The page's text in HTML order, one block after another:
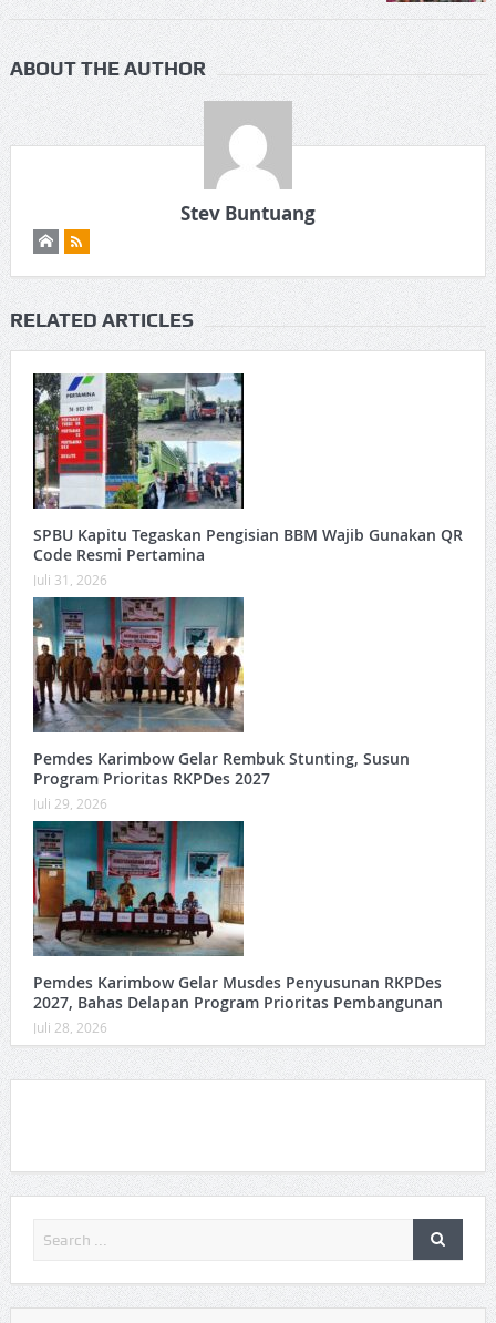
ABOUT THE AUTHOR
Stev Buntuang
RELATED ARTICLES
SPBU Kapitu Tegaskan Pengisian BBM Wajib Gunakan QR
Code Resmi Pertamina
Juli 31, 2026
Pemdes Karimbow Gelar Rembuk Stunting, Susun
Program Prioritas RKPDes 2027
Juli 29, 2026
Pemdes Karimbow Gelar Musdes Penyusunan RKPDes
2027, Bahas Delapan Program Prioritas Pembangunan
Juli 28, 2026